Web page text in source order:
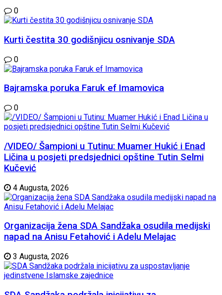
0
Kurti čestita 30 godišnjicu osnivanje SDA
0
Bajramska poruka Faruk ef Imamovica
0
/VIDEO/ Šampioni u Tutinu: Muamer Hukić i Enad
Ličina u posjeti predsjednici opštine Tutin Selmi
Kučević
4 Augusta, 2026
Organizacija žena SDA Sandžaka osudila medijski
napad na Anisu Fetahović i Adelu Melajac
3 Augusta, 2026